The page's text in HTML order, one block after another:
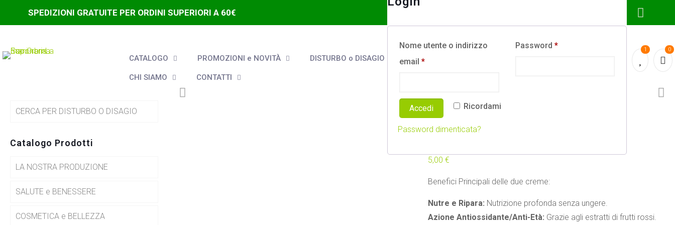
SPEDIZIONI GRATUITE PER ORDINI SUPERIORI A 60€
CATALOGO PROMOZIONI e NOVITÀ DISTURBO o DISAGIO
CHI SIAMO CONTATTI
Nome utente o indirizzo
email*
Password *
Ricordami
Accedi
Password dimenticata?
1 0
Eco Crema mani
La Saponaria
5,00 €
Benefici Principali delle due creme:
Nutre e Ripara: Nutrizione profonda senza ungere.
Azione Antiossidante/Anti-Età: Grazie agli estratti di frutti rossi.
CERCA PER DISTURBO O DISAGIO
Catalogo Prodotti
LA NOSTRA PRODUZIONE
SALUTE e BENESSERE
COSMETICA e BELLEZZA